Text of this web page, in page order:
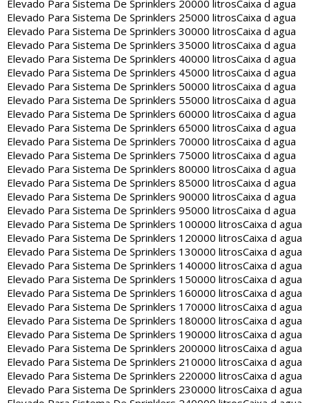
Elevado Para Sistema De Sprinklers 20000 litrosCaixa d agua
Elevado Para Sistema De Sprinklers 25000 litrosCaixa d agua
Elevado Para Sistema De Sprinklers 30000 litrosCaixa d agua
Elevado Para Sistema De Sprinklers 35000 litrosCaixa d agua
Elevado Para Sistema De Sprinklers 40000 litrosCaixa d agua
Elevado Para Sistema De Sprinklers 45000 litrosCaixa d agua
Elevado Para Sistema De Sprinklers 50000 litrosCaixa d agua
Elevado Para Sistema De Sprinklers 55000 litrosCaixa d agua
Elevado Para Sistema De Sprinklers 60000 litrosCaixa d agua
Elevado Para Sistema De Sprinklers 65000 litrosCaixa d agua
Elevado Para Sistema De Sprinklers 70000 litrosCaixa d agua
Elevado Para Sistema De Sprinklers 75000 litrosCaixa d agua
Elevado Para Sistema De Sprinklers 80000 litrosCaixa d agua
Elevado Para Sistema De Sprinklers 85000 litrosCaixa d agua
Elevado Para Sistema De Sprinklers 90000 litrosCaixa d agua
Elevado Para Sistema De Sprinklers 95000 litrosCaixa d agua
Elevado Para Sistema De Sprinklers 100000 litrosCaixa d agua
Elevado Para Sistema De Sprinklers 120000 litrosCaixa d agua
Elevado Para Sistema De Sprinklers 130000 litrosCaixa d agua
Elevado Para Sistema De Sprinklers 140000 litrosCaixa d agua
Elevado Para Sistema De Sprinklers 150000 litrosCaixa d agua
Elevado Para Sistema De Sprinklers 160000 litrosCaixa d agua
Elevado Para Sistema De Sprinklers 170000 litrosCaixa d agua
Elevado Para Sistema De Sprinklers 180000 litrosCaixa d agua
Elevado Para Sistema De Sprinklers 190000 litrosCaixa d agua
Elevado Para Sistema De Sprinklers 200000 litrosCaixa d agua
Elevado Para Sistema De Sprinklers 210000 litrosCaixa d agua
Elevado Para Sistema De Sprinklers 220000 litrosCaixa d agua
Elevado Para Sistema De Sprinklers 230000 litrosCaixa d agua